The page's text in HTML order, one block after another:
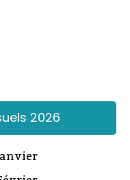
2026